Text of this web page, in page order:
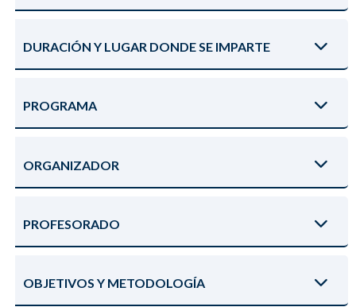
DURACIÓN Y LUGAR DONDE SE IMPARTE
PROGRAMA
ORGANIZADOR
PROFESORADO
OBJETIVOS Y METODOLOGÍA